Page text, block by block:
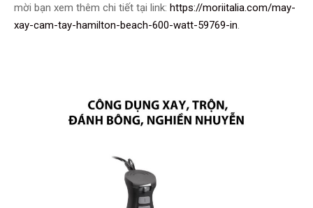
mời bạn xem thêm chi tiết tại link: https://moriitalia.com/may-
xay-cam-tay-hamilton-beach-600-watt-59769-in.